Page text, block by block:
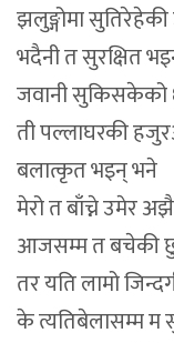
झलुङ्गोमा
भदैनी त सुरक्षित
जवानी सुकिसकेको
ती पल्लाघरकी
बलात्कृत भइन् भने
मेरो त बाँच्ने उमेर
आजसम्म त बचेकी
तर यति लामो
के त्यतिबेलासम्म म